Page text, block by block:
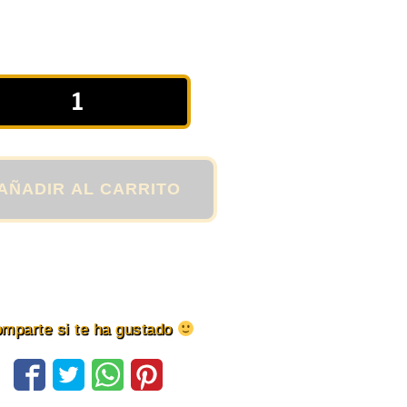
AL CARRITO
si te ha gustado